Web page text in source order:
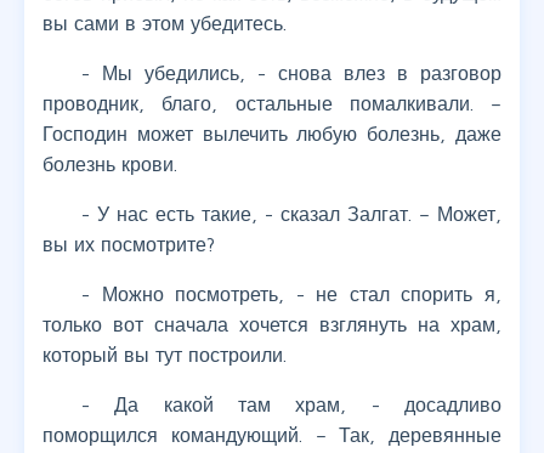
вы сами в этом убедитесь.
- Мы убедились, - снова влез в разговор
проводник, благо, остальные помалкивали. –
Господин может вылечить любую болезнь, даже
болезнь крови.
- У нас есть такие, - сказал Залгат. – Может,
вы их посмотрите?
- Можно посмотреть, - не стал спорить я,
только вот сначала хочется взглянуть на храм,
который вы тут построили.
- Да какой там храм, - досадливо
поморщился командующий. – Так, деревянные